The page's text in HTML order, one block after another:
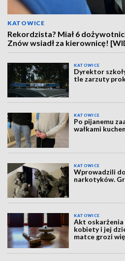
KATOWICE
Rekordzista? Miał 6
Znów wsiadł za kierownicę!
KATOWICE
Dyrektor
tle zarzuty
KATOWICE
Po pijanemu
wałkami
KATOWICE
Wprowadzili
narkotyków.
KATOWICE
Akt oskarżenia
kobiety i jej
matce grozi